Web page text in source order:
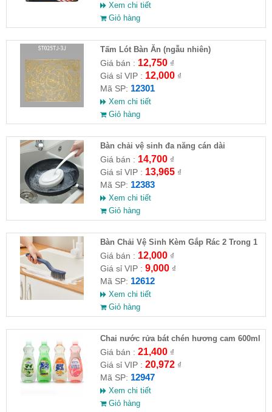
Xem chi tiết
Giỏ hàng
Tấm Lót Bàn Ăn (ngẫu nhiên)
Giá bán : 12,750₫
Giá sỉ VIP : 12,000₫
Mã SP: 12301
Xem chi tiết
Giỏ hàng
Bàn chải vệ sinh đa năng cán dài
Giá bán : 14,700₫
Giá sỉ VIP : 13,965₫
Mã SP: 12383
Xem chi tiết
Giỏ hàng
Bàn Chải Vệ Sinh Kèm Gắp Rác 2 Trong 1
Đa Năng
Giá bán : 12,000₫
Giá sỉ VIP : 9,000₫
Mã SP: 12612
Xem chi tiết
Giỏ hàng
Chai nước rửa bát chén hương cam 600ml
Rocket hàng Nhật
Giá bán : 21,400₫
Giá sỉ VIP : 20,972₫
Mã SP: 12947
Xem chi tiết
Giỏ hàng